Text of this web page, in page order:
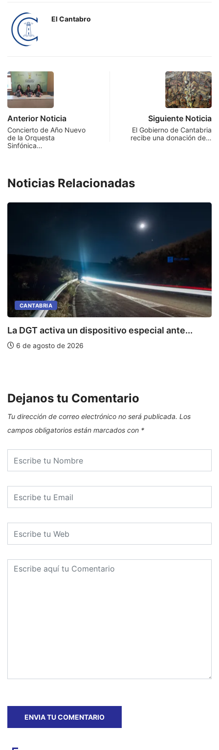
El Cantabro
Anterior Noticia
Concierto de Año Nuevo
de la Orquesta
Sinfónica…
Siguiente Noticia
El Gobierno de Cantabria
recibe una donación de…
Noticias Relacionadas
CANTABRIA
La DGT activa un dispositivo especial ante...
6 de agosto de 2026
Dejanos tu Comentario
Tu dirección de correo electrónico no será publicada. Los
campos obligatorios están marcados con *